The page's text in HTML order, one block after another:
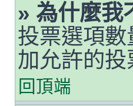
» 為什麼我
投票選項
加允許的
回頂端